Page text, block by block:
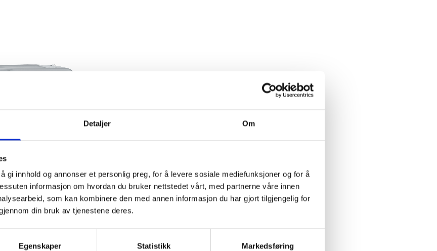
Detaljer Om
gi innhold og annonser et personlig preg, for å levere sosiale mediefunksjoner og for å
informasjon om hvordan du bruker nettstedet vårt, med partnerne våre innen
som kan kombinere den med annen informasjon du har gjort tilgjengelig for
din bruk av tjenestene deres.
Egenskaper Statistikk Markedsføring
SC0088HCS